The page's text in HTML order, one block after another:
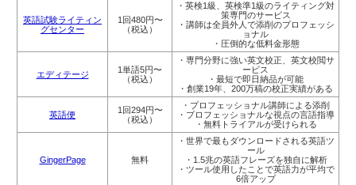
英語試験ライティン
グセンター
1回480円〜
（税込）
・英検1級、英検準1級のライティング対
策専門のサービス
・講師は全員外人で添削のプロフェッシ
ョナル
・圧倒的な低料金形態
エディテージ
1単語5円〜
（税込）
・専門分野に強い英文校正、英文校閲サ
ービス
・最短で即日納品が可能
・創業19年、200万稿の校正実績がある
英語便
1回294円〜
（税込）
・プロフェッショナル講師による添削
・プロフェッショナルな視点の言語指導
・無料トライアルが受けられる
GingerPage 無料
・世界で最もダウンロードされる英語ツ
ール
・1.5兆の英語フレーズを独自に解析
・ツール使用したことで英語力が平均で
6倍アップ